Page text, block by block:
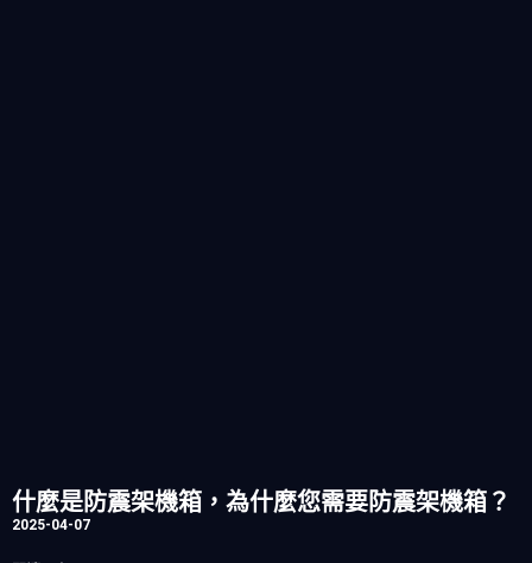
什麼是防震架機箱，為什麼您需要防震架機箱？
2025-04-07